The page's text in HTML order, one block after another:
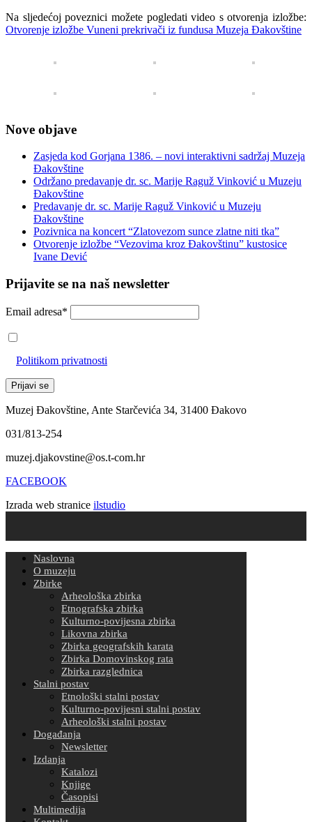
Na sljedećoj poveznici možete pogledati video s otvorenja izložbe:
Otvorenje izložbe Vuneni prekrivači iz fundusa Muzeja Đakovštine
Nove objave
Zasjeda kod Gorjana 1386. – novi interaktivni sadržaj Muzeja
Đakovštine
Održano predavanje dr. sc. Marije Raguž Vinković u Muzeju
Đakovštine
Predavanje dr. sc. Marije Raguž Vinković u Muzeju
Đakovštine
Pozivnica na koncert “Zlatovezom sunce zlatne niti tka”
Otvorenje izložbe “Vezovima kroz Đakovštinu” kustosice
Ivane Dević
Prijavite se na naš newsletter
Email adresa*
Politikom privatnosti
Muzej Đakovštine, Ante Starčevića 34, 31400 Đakovo
031/813-254
muzej.djakovstine@os.t-com.hr
FACEBOOK
Izrada web stranice ilstudio
Naslovna
O muzeju
Zbirke
Arheološka zbirka
Etnografska zbirka
Kulturno-povijesna zbirka
Likovna zbirka
Zbirka geografskih karata
Zbirka Domovinskog rata
Zbirka razglednica
Stalni postav
Etnološki stalni postav
Kulturno-povijesni stalni postav
Arheološki stalni postav
Događanja
Newsletter
Izdanja
Katalozi
Knjige
Časopisi
Multimedija